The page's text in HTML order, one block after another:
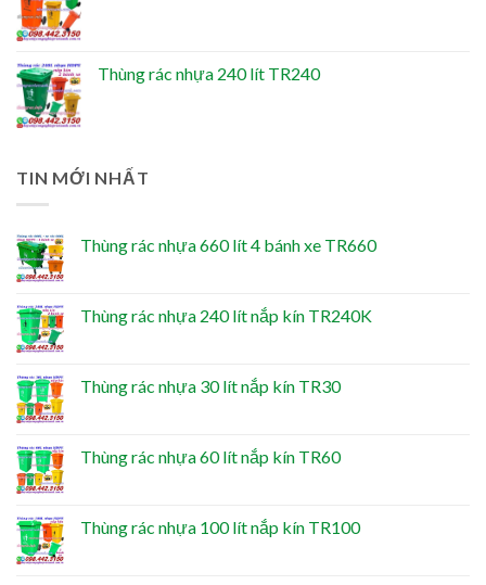
Thùng rác nhựa 240 lít TR240
TIN MỚI NHẤT
Thùng rác nhựa 660 lít 4 bánh xe TR660
Thùng rác nhựa 240 lít nắp kín TR240K
Thùng rác nhựa 30 lít nắp kín TR30
Thùng rác nhựa 60 lít nắp kín TR60
Thùng rác nhựa 100 lít nắp kín TR100